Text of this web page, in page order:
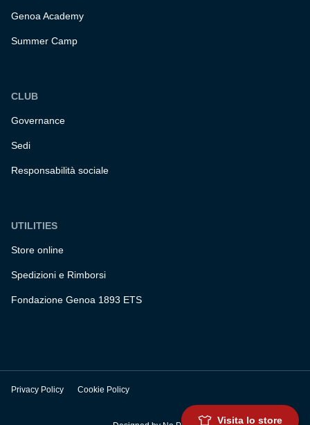
Genoa Academy
Summer Camp
CLUB
Governance
Sedi
Responsabilità sociale
UTILITIES
Store online
Spedizioni e Rimborsi
Fondazione Genoa 1893 ETS
Privacy Policy Cookie Policy
Visita lo store